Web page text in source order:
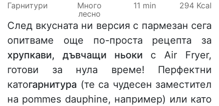
Гарнитури
Много
лесно
11 min 294 Kcal
След вкусната ни версия с пармезан сега
опитваме още по-проста рецепта за
хрупкави, дъвчащи ньоки с Air Fryer,
готови за нула време! Перфектни
катогарнитура (те са чудесен заместител
на pommes dauphine, например) или като